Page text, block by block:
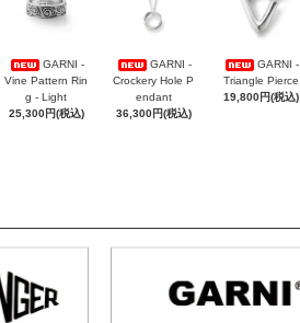
GARNI -
Vine Pattern Rin
g - Light
25,300円(税込)
GARNI -
Crockery Hole P
endant
36,300円(税込)
GARNI -
Triangle Pierce
19,800円(税込)